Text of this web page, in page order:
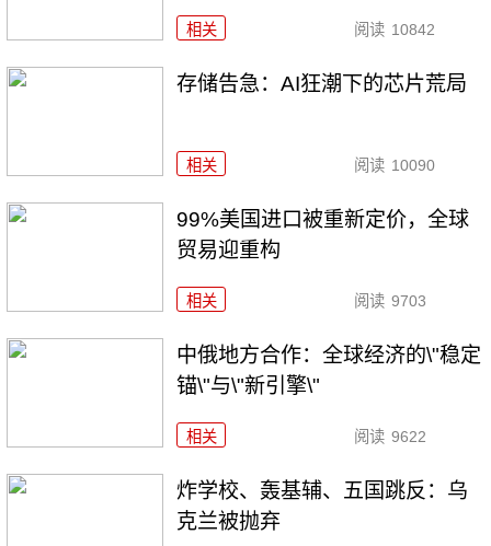
相关 阅读 10842
存储告急：AI狂潮下的芯片荒局
相关 阅读 10090
99%美国进口被重新定价，全球
贸易迎重构
相关 阅读 9703
中俄地方合作：全球经济的\"稳定
锚\"与\"新引擎\"
相关 阅读 9622
炸学校、轰基辅、五国跳反：乌
克兰被抛弃